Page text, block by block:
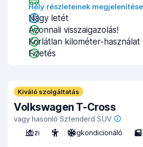
Hely részleteinek megjelenítése
Nagy letét
Azonnali visszaigazolás!
Korlátlan kilométer-használat
Fizetés
Kiváló szolgáltatás
Volkswagen T-Cross
vagy hasonló Sztenderd SUV
Kézi
5 Légkondicionáló 5